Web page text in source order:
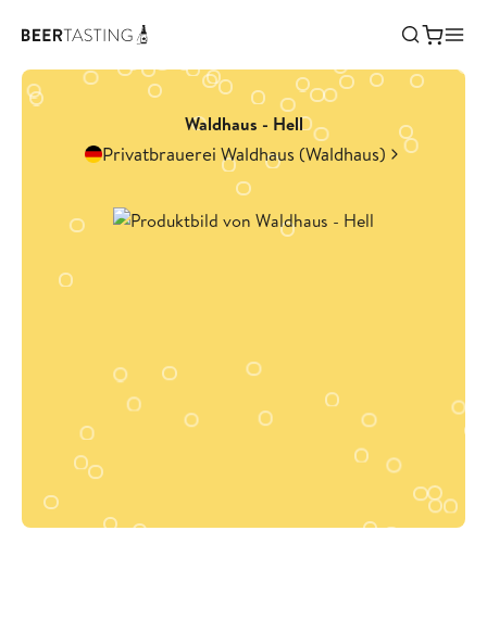
Waldhaus - Hell
Privatbrauerei Waldhaus (Waldhaus)